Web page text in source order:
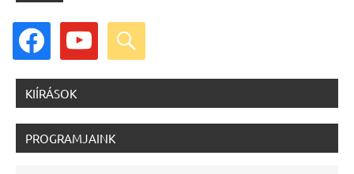
facebook youtube search
KIÍRÁSOK
PROGRAMJAINK